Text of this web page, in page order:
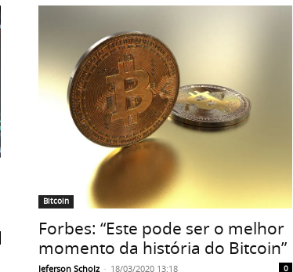
Bitcoin
Forbes: “Este pode ser o melhor
momento da história do Bitcoin”
Jeferson Scholz - 18/03/2020 13:18 0